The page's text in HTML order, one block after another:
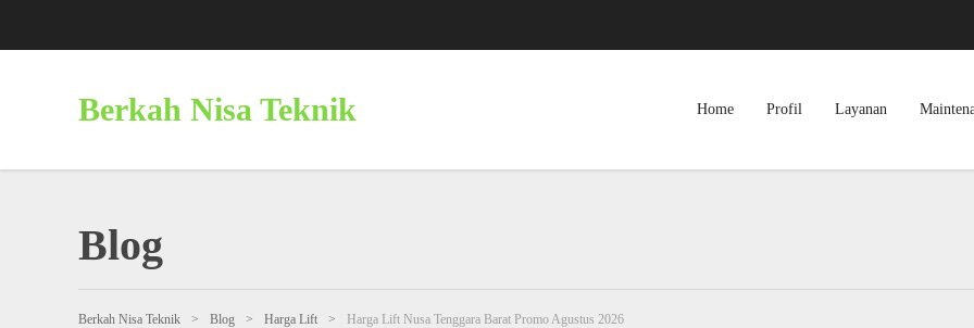
Berkah Nisa Teknik Home Profil Layanan
Blog
Berkah Nisa Teknik > Blog > Harga Lift > Harga Lift Nusa Tenggara Barat Promo Agustus 2026